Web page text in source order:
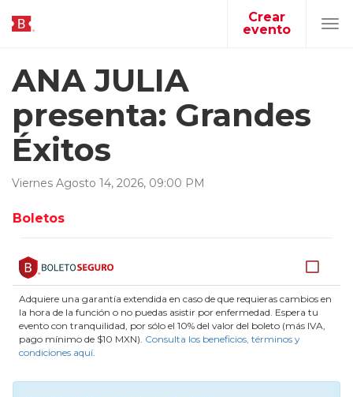
Crear
evento
ANA JULIA
presenta: Grandes
Éxitos
Viernes Agosto 14, 2026, 09:00 PM
Boletos
Adquiere una garantía extendida en caso de que requieras cambios en
la hora de la función o no puedas asistir por enfermedad. Espera tu
evento con tranquilidad, por sólo el 10% del valor del boleto (más IVA,
pago mínimo de $10 MXN). Consulta los beneficios, términos y
condiciones aquí.